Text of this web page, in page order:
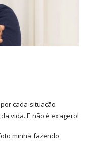
cada situação
vida. E não é exagero!
minha fazendo